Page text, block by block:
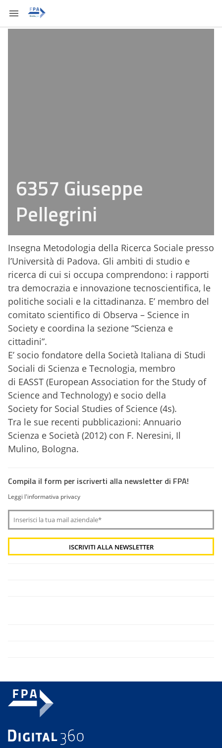
6357 Giuseppe
Pellegrini
Insegna Metodologia della Ricerca Sociale presso
l’Università di Padova. Gli ambiti di studio e
ricerca di cui si occupa comprendono: i rapporti
tra democrazia e innovazione tecnoscientifica, le
politiche sociali e la cittadinanza. E’ membro del
comitato scientifico di Observa – Science in
Society e coordina la sezione “Scienza e
cittadini”.
E’ socio fondatore della Società Italiana di Studi
Sociali di Scienza e Tecnologia, membro
di EASST (European Association for the Study of
Science and Technology) e socio della
Society for Social Studies of Science (4s).
Tra le sue recenti pubblicazioni: Annuario
Scienza e Società (2012) con F. Neresini, Il
Mulino, Bologna.
Compila il form per iscriverti alla newsletter di FPA!
Leggi l'informativa privacy